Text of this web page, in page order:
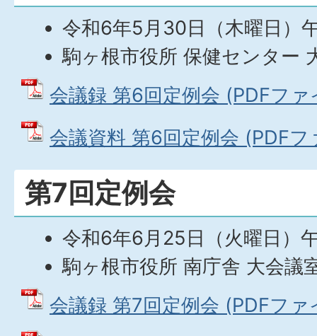
令和6年5月30日（木曜日）
駒ヶ根市役所 保健センター
会議録 第6回定例会 (PDFフ
会議資料 第6回定例会 (PDFフ
第7回定例会
令和6年6月25日（火曜日）
駒ヶ根市役所 南庁舎 大会議
会議録 第7回定例会 (PDFファ